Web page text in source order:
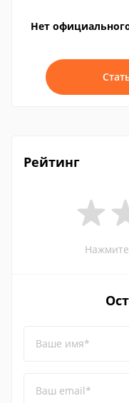
Нет
Рейтинг
Ваше имя*
Ваш email*